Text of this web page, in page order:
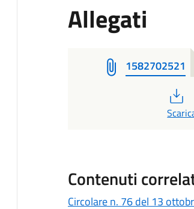
Allegati
1582702521
PDF
Contenuti
Circolare n. 76 del 13